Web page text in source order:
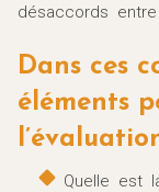
désaccords
Dans ces
éléments
Quelle est